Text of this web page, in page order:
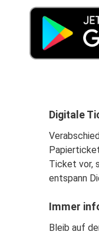
Digitale
Ticket vor,
entspann
Immer
Bleib auf